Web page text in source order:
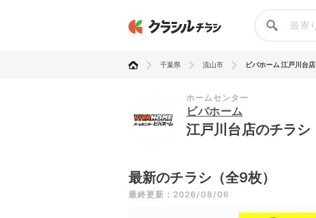
千葉県 流山市 ビバホーム 江戸川台店
ホームセンター
ビバホーム
江戸川台店のチラシ
最新のチラシ（全9枚）
最終更新：2026/08/06